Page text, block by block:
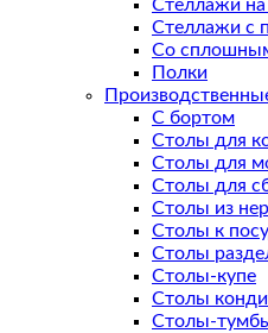
Стеллажи на
Стеллажи с
Со
Полки
С бортом
Столы для
Столы для
Столы для
Столы из
Столы к
Столы
Столы-купе
Столы
Столы-